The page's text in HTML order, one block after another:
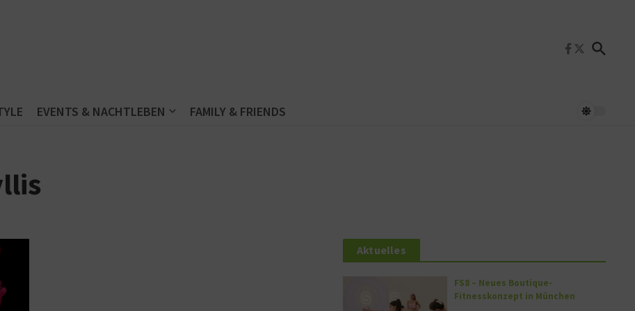
EVENTS & NACHTLEBEN FAMILY & FRIENDS
Aktuelles
FS8 – Neues Boutique-
Fitnesskonzept in München